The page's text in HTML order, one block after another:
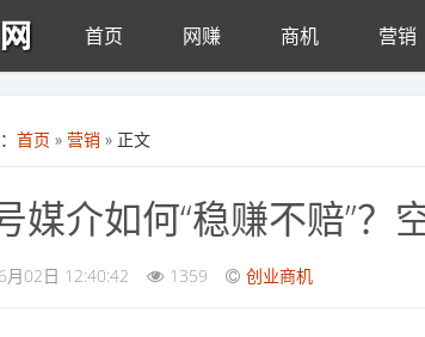
首页 网赚 商机 营销
首页 » 营销 » 正文
媒介如何“稳赚不赔”？
月02日 12:40:42 1359 创业商机